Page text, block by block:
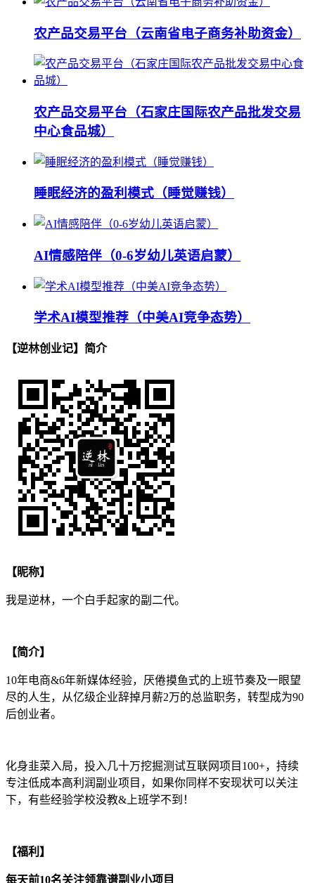
农产品交易平台（云南省电子商务补助资金）
农产品交易平台（石家庄国际农产品批发交易
中心食品城）
睡眠经济的盈利模式（睡觉赚钱）
AI情感陪伴（0-6岁幼儿英语启蒙）
学术AI模型推荐（中美AI竞争态势）
【逆林创业记】简介
【昵称】
我是逆林，一个白手起家的副二代。
【简介】
10年电商&6年新媒体经验，厌倦摸鱼式的上班节奏及一眼望
尽的人生，从亿级企业辞掉月薪2万的总监职务，转型成为90
后创业者。
化身韭菜入局，投入几十万挖掘测试互联网项目100+，持续
专注低成本高利润副业项目，如果你同样不安现状可以关注
下，有些经验学校没教&上班学不到！
【福利】
每天前10名关注领靠谱副业小项目